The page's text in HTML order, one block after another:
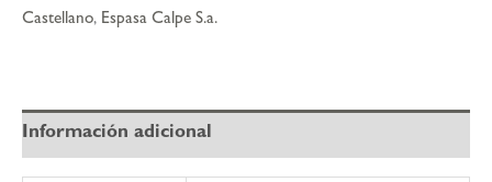
Castellano, Espasa Calpe S.a.
Información adicional